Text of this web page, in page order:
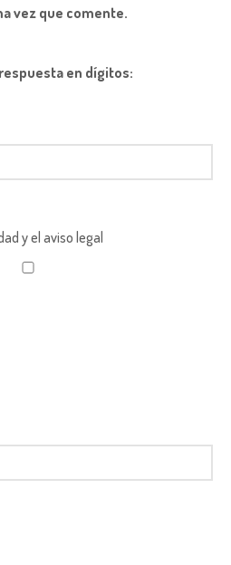
vez que comente.
en dígitos:
y el aviso legal